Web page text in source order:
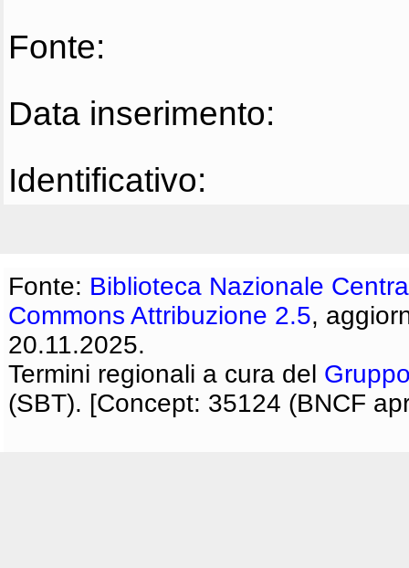
Fonte:
Data inserimento:
Identificativo:
Fonte: Biblioteca Nazionale
Commons Attribuzione 2.5,
20.11.2025.
Termini regionali a cura del
(SBT). [Concept: 35124 (BNCF